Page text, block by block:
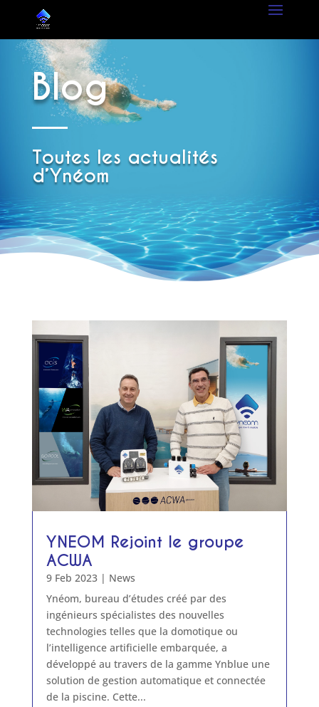
Blog
Toutes les actualités
d’Ynéom
YNEOM Rejoint le groupe
ACWA
9 Feb 2023| News
Ynéom, bureau d’études créé par des
ingénieurs spécialistes des nouvelles
technologies telles que la domotique ou
l’intelligence artificielle embarquée, a
développé au travers de la gamme Ynblue une
solution de gestion automatique et connectée
de la piscine. Cette...